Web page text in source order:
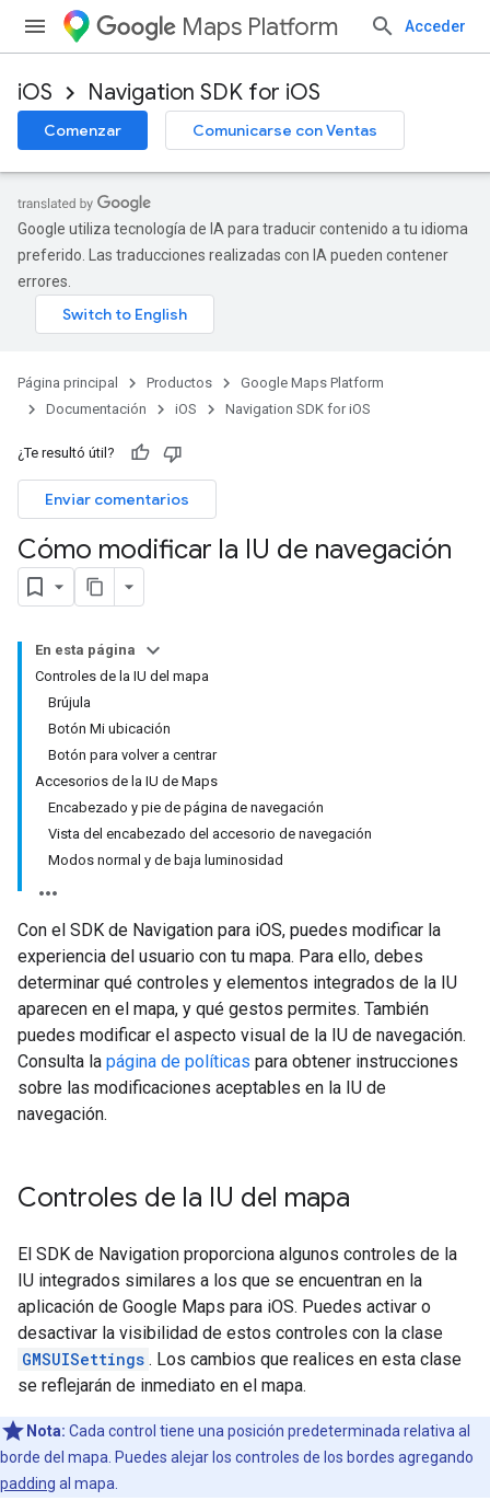
Maps Platform Acceder
iOS Navigation SDK for iOS
Comenzar Comunicarse con Ventas
Google utiliza tecnología de IA para traducir contenido a tu idioma
preferido. Las traducciones realizadas con IA pueden contener
errores.
Página principal Productos
Google Maps Platform
Documentación
iOS Navigation SDK for iOS
¿Te resultó útil?
Enviar comentarios
Cómo modificar la IU de navegación
En esta página
Controles de la IU del mapa
Brújula
Botón Mi ubicación
Botón para volver a centrar
Accesorios de la IU de Maps
Encabezado y pie de página de navegación
Vista del encabezado del accesorio de navegación
Modos normal y de baja luminosidad
Con el SDK de Navigation para iOS, puedes modificar la
experiencia del usuario con tu mapa. Para ello, debes
determinar qué controles y elementos integrados de la IU
aparecen en el mapa, y qué gestos permites. También
puedes modificar el aspecto visual de la IU de navegación.
Consulta la página de políticas para obtener instrucciones
sobre las modificaciones aceptables en la IU de
navegación.
Controles de la IU del mapa
El SDK de Navigation proporciona algunos controles de la
IU integrados similares a los que se encuentran en la
aplicación de Google Maps para iOS. Puedes activar o
desactivar la visibilidad de estos controles con la clase
GMSUISettings . Los cambios que realices en esta clase
se reflejarán de inmediato en el mapa.
Nota: Cada control tiene una posición predeterminada relativa al
borde del mapa. Puedes alejar los controles de los bordes agregando
padding al mapa.